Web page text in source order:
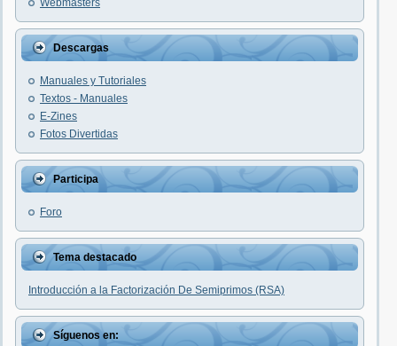
Webmasters
Descargas
Manuales y Tutoriales
Textos - Manuales
E-Zines
Fotos Divertidas
Participa
Foro
Tema destacado
Introducción a la Factorización De Semiprimos (RSA)
Síguenos en: